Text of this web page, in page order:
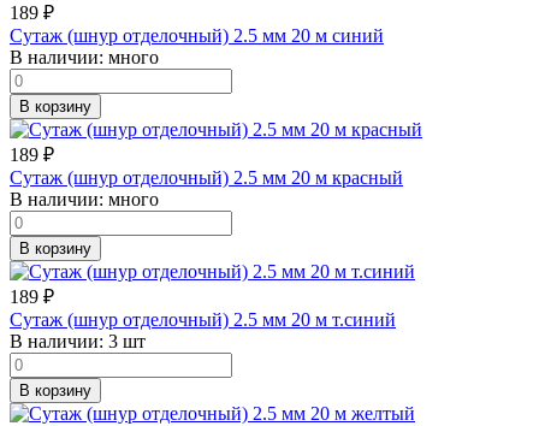
189 ₽
Сутаж (шнур отделочный) 2.5 мм 20 м синий
В наличии: много
В корзину
189 ₽
Сутаж (шнур отделочный) 2.5 мм 20 м красный
В наличии: много
В корзину
189 ₽
Сутаж (шнур отделочный) 2.5 мм 20 м т.синий
В наличии: 3 шт
В корзину